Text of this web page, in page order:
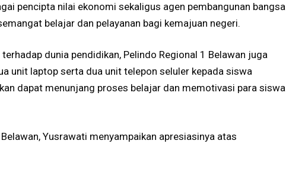
pencipta nilai ekonomi sekaligus agen pembangunan bangsa
belajar dan pelayanan bagi kemajuan negeri.
dunia pendidikan, Pelindo Regional 1 Belawan juga
unit laptop serta dua unit telepon seluler kepada siswa
dapat menunjang proses belajar dan memotivasi para siswa
Yusrawati menyampaikan apresiasinya atas